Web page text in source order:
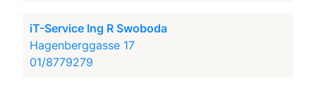
iT-Service Ing R Swoboda
Hagenberggasse 17
01/8779279